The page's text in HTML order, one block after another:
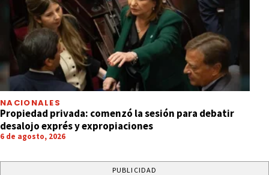
NACIONALES
Propiedad privada: comenzó la sesión para debatir
desalojo exprés y expropiaciones
6 de agosto, 2026
PUBLICIDAD